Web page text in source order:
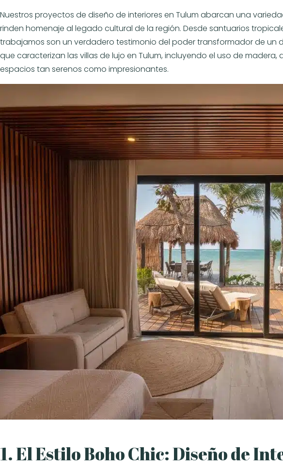
Nuestros proyectos de diseño de interiores en Tulum abarcan una
rinden homenaje al legado cultural de la región. Desde santuarios
trabajamos son un verdadero testimonio del poder transformador de un
que caracterizan las villas de lujo en Tulum, incluyendo el uso de
espacios tan serenos como impresionantes.
1. El Estilo Boho Chic: Diseño de